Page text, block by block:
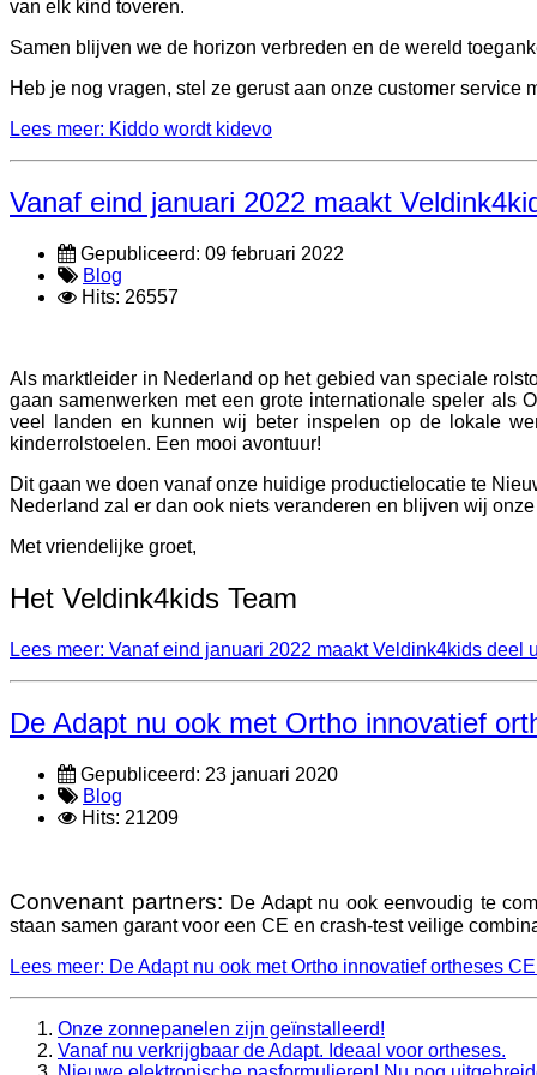
van elk kind toveren.
Samen blijven we de horizon verbreden en de wereld
Heb je nog vragen, stel ze gerust aan onze customer service
Lees meer: Kiddo wordt kidevo
Vanaf eind januari 2022 maakt
Gepubliceerd: 09 februari 2022
Blog
Hits: 26557
Als marktleider in Nederland op het gebied van speciale
gaan samenwerken met een grote internationale speler als
veel landen en kunnen wij beter inspelen op de lokale
kinderrolstoelen. Een mooi avontuur!
Dit gaan we doen vanaf onze huidige productielocatie te
Nederland zal er dan ook niets veranderen en blijven wij
Met vriendelijke groet,
Het Veldink4kids Team
Lees meer: Vanaf eind januari 2022 maakt Veldink4kids deel
De Adapt nu ook met Ortho innovatief
Gepubliceerd: 23 januari 2020
Blog
Hits: 21209
Convenant partners: De Adapt nu ook eenvoudig te
staan samen garant voor een CE en crash-test veilige
Lees meer: De Adapt nu ook met Ortho innovatief ortheses
Onze zonnepanelen zijn geïnstalleerd!
Vanaf nu verkrijgbaar de Adapt. Ideaal voor ortheses.